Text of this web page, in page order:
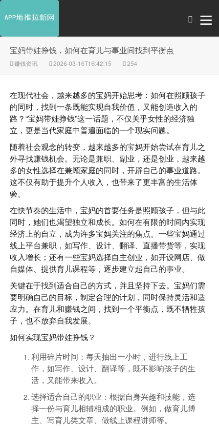
宝妈带娃挣钱，如何在育儿与事业间找到平衡点
赚钱资讯 2026-03-16T16:42:15 254
在现代社会，越来越多的宝妈开始思考：如何在照顾孩子
的同时，找到一条既能实现自我价值，又能创造收入的
路？“宝妈带娃挣钱”这一话题，不仅关乎女性的经济独
立，更是当代家庭中普遍面临的一个现实问题。
随着社会观念的转变，越来越多的宝妈开始尝试在育儿之
外寻找赚钱机会。无论是兼职、副业，还是创业，越来越
多的女性选择在兼顾家庭的同时，开辟自己的事业道路。
这不仅有助于提升个人收入，也带来了更丰富的生活体
验。
在快节奏的生活中，宝妈的首要任务是照顾孩子，但与此
同时，她们也渴望独立和成长。如何在有限的时间内实现
经济上的自立，成为许多宝妈关注的焦点。一些宝妈通过
线上平台兼职，如写作、设计、翻译、直播带货等，实现
收入增长；还有一些宝妈选择自主创业，如开设网店、做
自媒体、提供育儿课程等，逐步建立起自己的事业。
关键在于找到适合自己的方式，并且坚持下去。宝妈们需
要明确自己的目标，制定合理的计划，同时保持灵活和适
应力。在育儿和赚钱之间，找到一个平衡点，既不牺牲孩
子，也不放弃自我发展。
如何实现宝妈带娃挣钱？
利用碎片时间 ：每天抽出一小时，进行线上工
作，如写作、设计、翻译等，既不影响孩子的生
活，又能带来收入。
选择适合自己的职业 ：根据自身兴趣和技能，选
择一份与育儿相辅相成的职业。例如，做育儿博
主、写育儿类文章、做线上课程讲师等。